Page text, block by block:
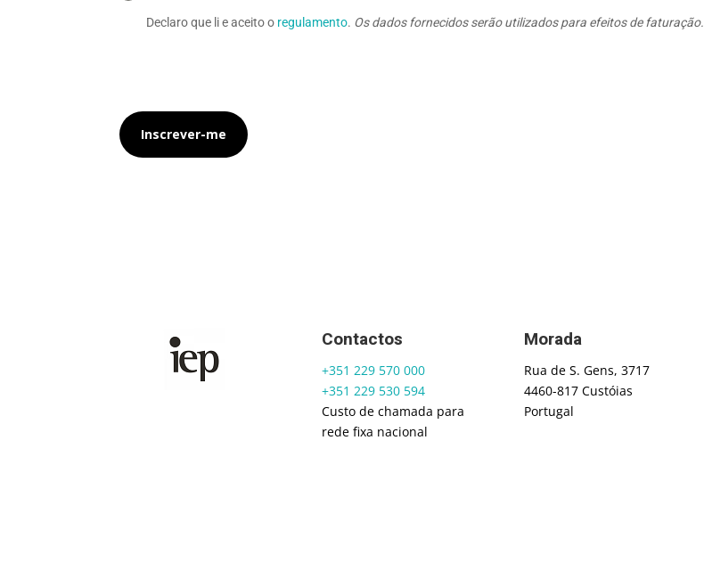
Declaro que li e aceito o regulamento. Os dados fornecidos serão utilizados para efeitos de faturação.
Inscrever-me
Contactos
+351 229 570 000
+351 229 530 594
Custo de chamada para
rede fixa nacional
Morada
Rua de S. Gens, 3717
4460-817 Custóias
Portugal